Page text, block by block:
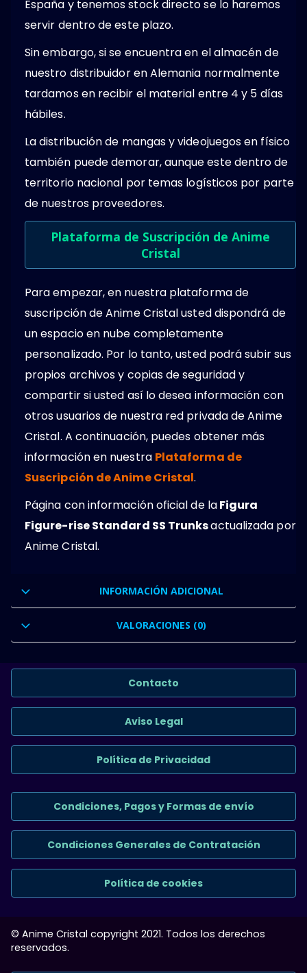
España y tenemos stock directo se lo haremos
servir dentro de este plazo.
Sin embargo, si se encuentra en el almacén de
nuestro distribuidor en Alemania normalmente
tardamos en recibir el material entre 4 y 5 días
hábiles.
La distribución de mangas y videojuegos en físico
también puede demorar, aunque este dentro de
territorio nacional por temas logísticos por parte
de nuestros proveedores.
Plataforma de Suscripción de Anime
Cristal
Para empezar, en nuestra plataforma de
suscripción de Anime Cristal usted dispondrá de
un espacio en nube completamente
personalizado. Por lo tanto, usted podrá subir sus
propios archivos y copias de seguridad y
compartir si usted así lo desea información con
otros usuarios de nuestra red privada de Anime
Cristal. A continuación, puedes obtener más
información en nuestra Plataforma de
Suscripción de Anime Cristal.
Página con información oficial de laFigura
Figure-rise Standard SS Trunksactualizada por
Anime Cristal.
INFORMACIÓN ADICIONAL
VALORACIONES (0)
Contacto
Aviso Legal
Política de Privacidad
Condiciones, Pagos y Formas de envío
Condiciones Generales de Contratación
Política de cookies
© Anime Cristal copyright 2021. Todos los derechos
reservados.